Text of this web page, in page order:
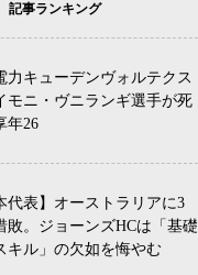
記事ランキング
力キューデンヴォルテクス
モニ・ヴニランギ選手が死
年26
代表】オーストラリアに3
敗。ジョーンズHCは「基礎
キル」の欠如を悔やむ